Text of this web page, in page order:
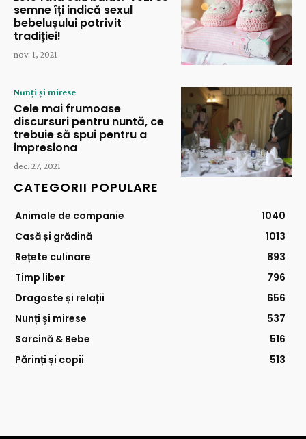
semne îți indică sexul
bebelușului potrivit
tradiției!
nov. 1, 2021
Nunți și mirese
Cele mai frumoase
discursuri pentru nuntă, ce
trebuie să spui pentru a
impresiona
dec. 27, 2021
CATEGORII POPULARE
Animale de companie
1040
Casă și grădină
1013
Rețete culinare
893
Timp liber
796
Dragoste și relații
656
Nunți și mirese
537
Sarcină & Bebe
516
Părinți și copii
513